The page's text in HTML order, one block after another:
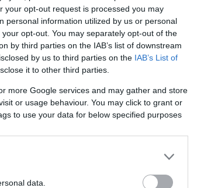
your opt-out request is processed you may
personal information utilized by us or personal
opt-out. You may separately opt-out of the
by third parties on the IAB’s list of downstream
by us to third parties on the IAB’s List of
it to other third parties.
more Google services and may gather and store
or usage behaviour. You may click to grant or
to use your data for below specified purposes
data.
a miniszter véleményező,
előkészítő testületei.